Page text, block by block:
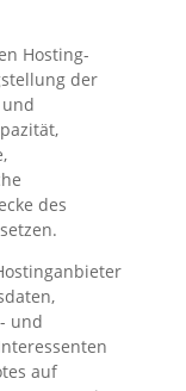
Hosting-
der
des
und
auf